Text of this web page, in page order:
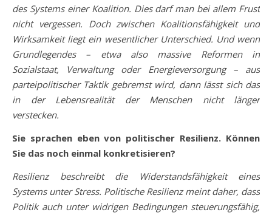
des Systems einer Koalition. Dies darf man bei allem Frust
nicht vergessen. Doch zwischen Koalitionsfähigkeit und
Wirksamkeit liegt ein wesentlicher Unterschied. Und wenn
Grundlegendes – etwa also massive Reformen in
Sozialstaat, Verwaltung oder Energieversorgung – aus
parteipolitischer Taktik gebremst wird, dann lässt sich das
in der Lebensrealität der Menschen nicht länger
verstecken.
Sie sprachen eben von politischer Resilienz. Können
Sie das noch einmal konkretisieren?
Resilienz beschreibt die Widerstandsfähigkeit eines
Systems unter Stress. Politische Resilienz meint daher, dass
Politik auch unter widrigen Bedingungen steuerungsfähig,